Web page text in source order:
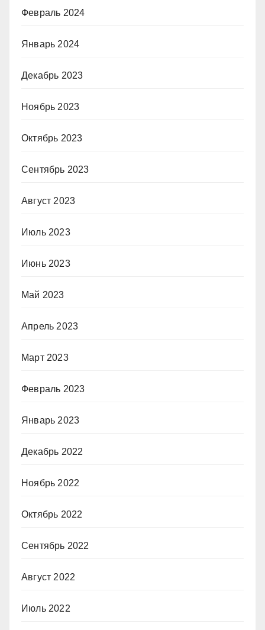
Февраль 2024
Январь 2024
Декабрь 2023
Ноябрь 2023
Октябрь 2023
Сентябрь 2023
Август 2023
Июль 2023
Июнь 2023
Май 2023
Апрель 2023
Март 2023
Февраль 2023
Январь 2023
Декабрь 2022
Ноябрь 2022
Октябрь 2022
Сентябрь 2022
Август 2022
Июль 2022